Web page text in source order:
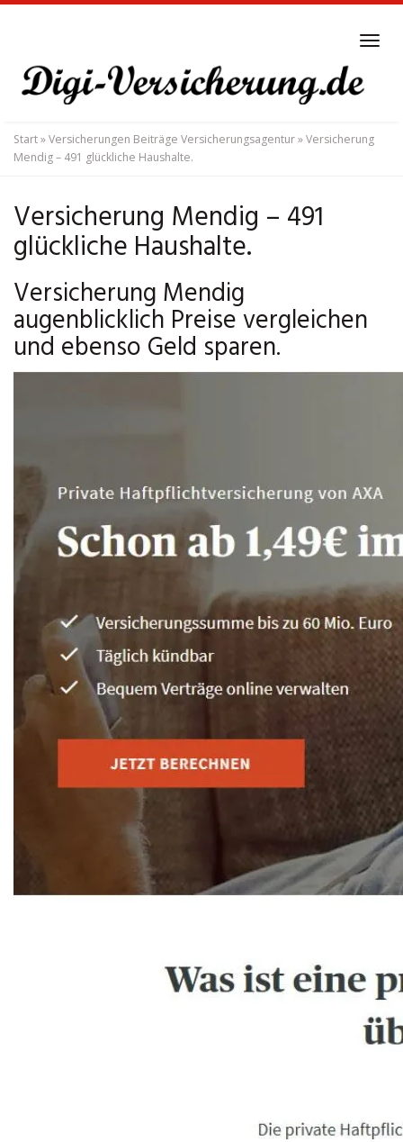
main
content
Start»Versicherungen Beiträge Versicherungsagentur»Versicherung
Mendig – 491 glückliche Haushalte.
Versicherung Mendig – 491
glückliche Haushalte.
Versicherung Mendig
augenblicklich Preise vergleichen
und ebenso Geld sparen.